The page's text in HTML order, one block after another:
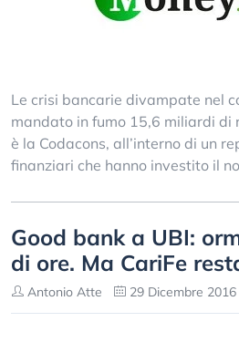
Le crisi bancarie divampate nel
mandato in fumo 15,6 miliardi di
è la Codacons, all’interno di un
finanziari che hanno investito il
Good bank a UBI:
di ore. Ma CariFe
Antonio Atte 29 Dicembre